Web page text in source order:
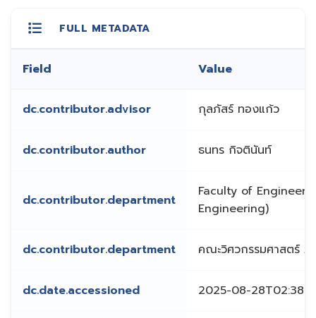
FULL METADATA
Field Value
dc.contributor.advisor กุลภัสร์ ทองแก้ว
dc.contributor.author ธนทร กิจตินันท์
dc.contributor.department
Faculty of
Engineering)
dc.contributor.department คณะวิศวกรรมศาสตร์ ภ
dc.date.accessioned 2025-08-